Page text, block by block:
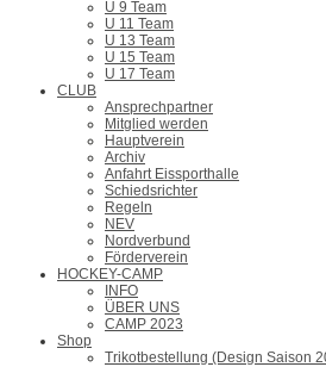
U 9 Team
U 11 Team
U 13 Team
U 15 Team
U 17 Team
CLUB
Ansprechpartner
Mitglied werden
Hauptverein
Archiv
Anfahrt Eissporthalle
Schiedsrichter
Regeln
NEV
Nordverbund
Förderverein
HOCKEY-CAMP
INFO
ÜBER UNS
CAMP 2023
Shop
Trikotbestellung (Design Saison